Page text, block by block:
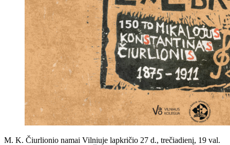
M. K. Čiurlionio namai Vilniuje lapkričio 27 d., trečiadienį, 19 val.